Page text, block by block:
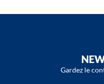
Gardez le